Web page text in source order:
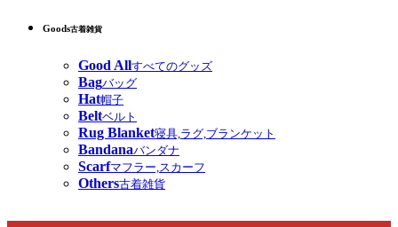
Goods古着雑貨
Good Allすべてのグッズ
Bagバッグ
Hat帽子
Beltベルト
Rug Blanket寝具,ラグ,ブランケット
Bandanaバンダナ
Scarfマフラー,スカーフ
Others古着雑貨